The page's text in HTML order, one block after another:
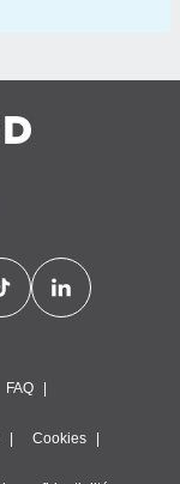
FAQ
Cookies